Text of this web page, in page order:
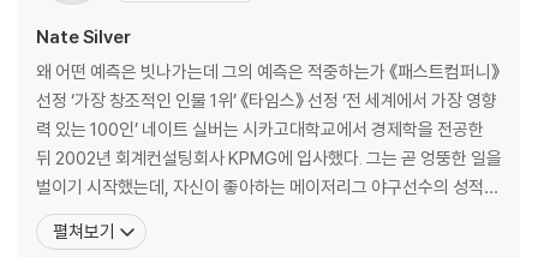
중요한 결과가 빚어질 일들이 일어날 가능성이 상당히 높은데도 이런 리스
크들이 거의 대부분 무시되고 만다는 것이 내가 주장하려는 점이다. 이렇
게 되는 이유가 뭘까?
정치학자들은 TV에 나오는 전문가 패널들보다 나을까?｜더 나은 예측을
위한 올바른 태도: 여우가 돼라｜왜 고슴도치는 TV 패널로 더 환영받을
까?｜엉터리 예측이 횡행하는 이유｜정치 예측에 뛰어들다｜여우의 원
칙 1: 확률적으로 생각하라｜여우의 원칙 2: 날마다 새로운 예측을 하라｜
여우의 원칙 3: 합의를 구하라｜‘마법의 탄환’식 예측을 믿지 마라｜질적
정보에 가중치를 두는 방법｜객관적이 되기는 쉽지 않다
3. 야구│야구 경기는 왜 모든 ‘예측’의 모델이 되는가
Nate Silver
왜 어떤 예측은 빗나가는데 그의 예측은 적중하는가 《패스트컴퍼니》
선정 ‘가장 창조적인 인물 1위’ 《타임스》 선정 ‘전 세계에서 가장 영향
력 있는 100인’ 네이트 실버는 시카고대학교에서 경제학을 전공한
뒤 2002년 회계컨설팅회사 KPMG에 입사했다. 그는 곧 엉뚱한 일을
벌이기 시작했는데, 자신이 좋아하는 메이저리그 야구선수의 성적을
예측하는 시스템인 페코타PECOTA를 개발한 것이다. 놀라운 적중
률로 명성을 얻은 실버는 카지노에서 통계 확률 기법을 전략적으로
펼쳐보기